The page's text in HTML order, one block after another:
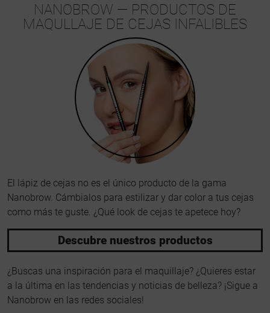
NANOBROW — PRODUCTOS DE
MAQULLAJE DE CEJAS INFALIBLES
El lápiz de cejas no es el único producto de la gama
Nanobrow. Cámbialos para estilizar y dar color a tus cejas
como más te guste. ¿Qué look de cejas te apetece hoy?
Descubre nuestros productos
¿Buscas una inspiración para el maquillaje? ¿Quieres estar
a la última en las tendencias y noticias de belleza? ¡Sigue a
Nanobrow en las redes sociales!